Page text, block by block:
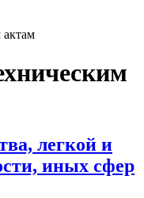
легкой и
иных сфер